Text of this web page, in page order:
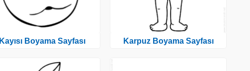
Kayısı Boyama Sayfası Karpuz Boyama Sayfası